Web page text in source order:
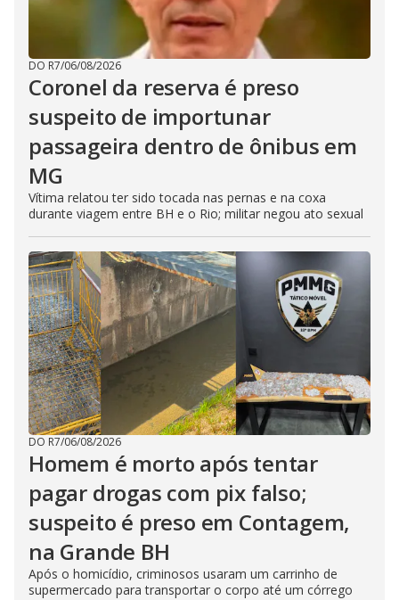
DO R7/06/08/2026
Coronel da reserva é preso
suspeito de importunar
passageira dentro de ônibus em
MG
Vítima relatou ter sido tocada nas pernas e na coxa
durante viagem entre BH e o Rio; militar negou ato sexual
DO R7/06/08/2026
Homem é morto após tentar
pagar drogas com pix falso;
suspeito é preso em Contagem,
na Grande BH
Após o homicídio, criminosos usaram um carrinho de
supermercado para transportar o corpo até um córrego